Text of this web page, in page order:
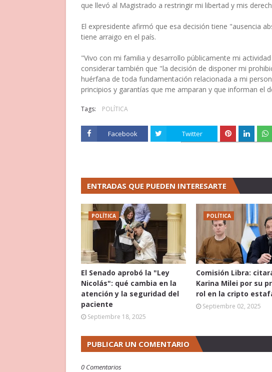
que llevó al Magistrado a restringir mi libertad y mis
El expresidente afirmó que esa decisión tiene "ausencia
tiene arraigo en el país.
"Vivo con mi familia y desarrollo públicamente mi
considerar también que "la decisión de disponer mi
huérfana de toda fundamentación relacionada a mi
principios y garantías que me amparan y que informan el
Tags: POLÍTICA
Facebook Twitter
ENTRADAS QUE PUEDEN INTERESARTE
POLÍTICA
El Senado aprobó la "Ley
Nicolás": qué cambia en la
atención y la seguridad del
paciente
Septiembre 18, 2025
POLÍTICA
Comisión Libra:
Karina Milei por su
rol en la cripto
Septiembre 02, 2025
PUBLICAR UN COMENTARIO
0 Comentarios